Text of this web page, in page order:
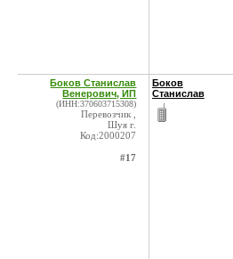
Боков Станислав
Венерович, ИП
(ИНН:370603715308)
Перевозчик ,
Шуя г.
Код:2000207
#17
Боков
Станислав